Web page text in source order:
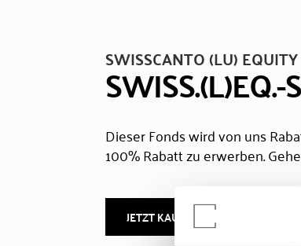
SWISSCANTO (LU)
Dieser Fonds wird von uns
100% Rabatt zu erwerben.
JETZT KAUFEN